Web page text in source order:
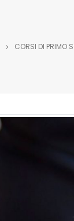
CORSI DI PRIMO